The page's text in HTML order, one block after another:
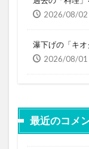
2026/08/02
瀑下げの「キ
2026/08/01
最近のコメ